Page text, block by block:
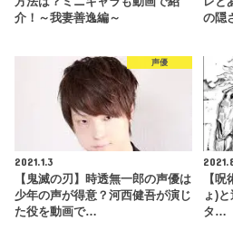
介！～我妻善逸編～
の隠
声優
2021.1.3
【鬼滅の刃】時透無一郎の声優は
少年の声が得意？河西健吾が演じ
た役を動画で…
【
ょ)
タ…